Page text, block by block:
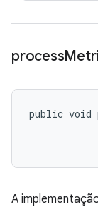
process
public void
A